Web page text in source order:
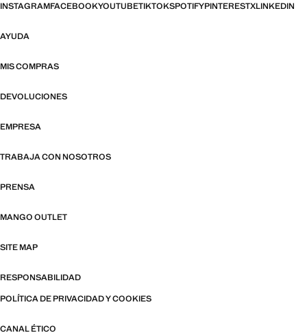
INSTAGRAMFACEBOOKYOUTUBETIKTOKSPOTIFYPINTERESTXLINKEDIN
AYUDA
MIS COMPRAS
DEVOLUCIONES
EMPRESA
TRABAJA CON NOSOTROS
PRENSA
MANGO OUTLET
SITE MAP
RESPONSABILIDAD
POLÍTICA DE PRIVACIDAD Y COOKIES
CANAL ÉTICO